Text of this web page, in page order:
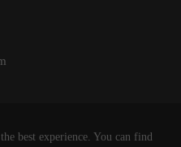
best experience. You can find